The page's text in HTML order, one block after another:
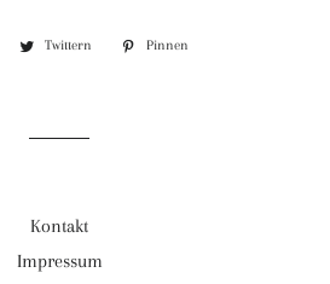
Auf
Twittern
Auf
Pinnen
Kontakt
Impressum